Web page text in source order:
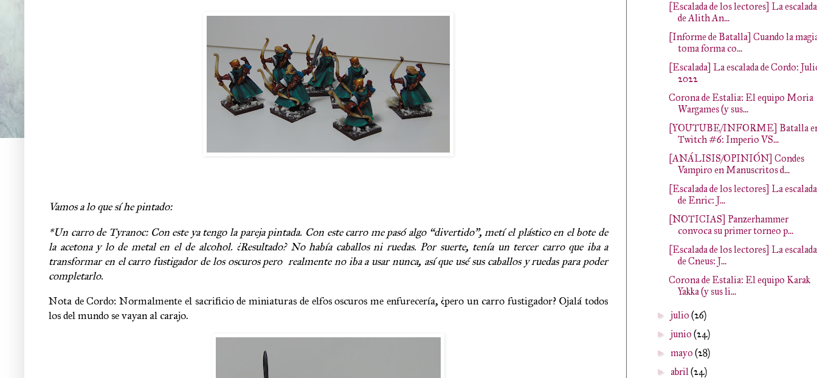
Vamos a lo que sí he pintado:
*Un carro de Tyranoc: Con este ya tengo la pareja pintada. Con este carro me pasó algo “divertido”, metí el plástico en el bote de
la acetona y lo de metal en el de alcohol. ¿Resultado? No había caballos ni ruedas. Por suerte, tenía un tercer carro que iba a
transformar en el carro fustigador de los oscuros pero realmente no iba a usar nunca, así que usé sus caballos y ruedas para poder
completarlo.
Nota de Cordo: Normalmente el sacrificio de miniaturas de elfos oscuros me enfurecería, ¿pero un carro fustigador? Ojalá todos
los del mundo se vayan al carajo.
[Escalada de los lectores] La escalada
de Alith An...
[Informe de Batalla] Cuando la
toma forma co...
[Escalada] La escalada de Cordo:
2022
Corona de Estalia: El equipo Moria
Wargames (y sus...
[YOUTUBE/INFORME] Batalla
Twitch #6: Imperio VS...
[ANÁLISIS/OPINIÓN] Condes
Vampiro en Manuscritos d...
[Escalada de los lectores] La escalada
de Enric: J...
[NOTICIAS] Panzerhammer
convoca su primer torneo p...
[Escalada de los lectores] La escalada
de Cneus: J...
Corona de Estalia: El equipo Karak
Yakka (y sus li...
►julio(26)
►junio(24)
► mayo(28)
► abril(24)